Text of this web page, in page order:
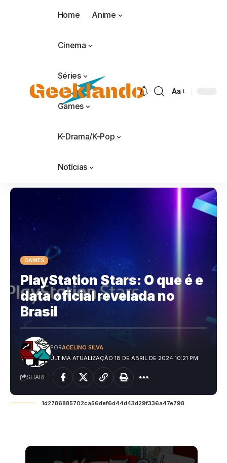
Home Anime
Cinema
Séries
Games
K-Drama/K-Pop
Notícias
Aa
GAMES
PlayStation Stars: O que é e
data oficial revelada no
Brasil
ÚLTIMA ATUALIZAÇÃO 18 DE ABRIL DE 2024 10:21 PM
PORACELINO SILVA
SHARE
1d2786885702ca56def6d44d43d29f336a47e798